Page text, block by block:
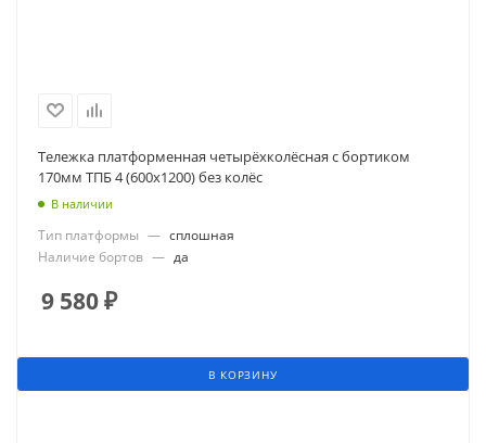
Тележка платформенная четырёхколёсная с бортиком
170мм ТПБ 4 (600х1200) без колёс
В наличии
Тип платформы — сплошная
Наличие бортов — да
9 580₽
В КОРЗИНУ